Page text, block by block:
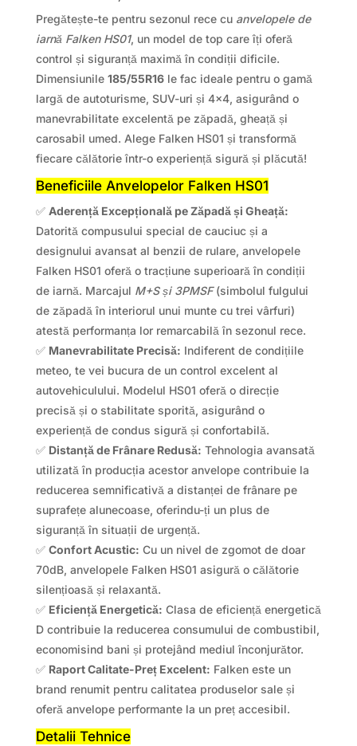
Pregătește-te pentru sezonul rece cu anvelopele de
iarnă Falken HS01, un model de top care îți oferă
control și siguranță maximă în condiții dificile.
Dimensiunile 185/55R16le fac ideale pentru o gamă
largă de autoturisme, SUV-uri și 4×4, asigurând o
manevrabilitate excelentă pe zăpadă, gheață și
carosabil umed. Alege Falken HS01 și transformă
fiecare călătorie într-o experiență sigură și plăcută!
Beneficiile Anvelopelor Falken HS01
✅ Aderență Excepțională pe Zăpadă și Gheață:
Datorită compusului special de cauciuc și a
designului avansat al benzii de rulare, anvelopele
Falken HS01 oferă o tracțiune superioară în condiții
de iarnă. Marcajul M+S și 3PMSF(simbolul fulgului
de zăpadă în interiorul unui munte cu trei vârfuri)
atestă performanța lor remarcabilă în sezonul rece.
✅ Manevrabilitate Precisă: Indiferent de condițiile
meteo, te vei bucura de un control excelent al
autovehiculului. Modelul HS01 oferă o direcție
precisă și o stabilitate sporită, asigurând o
experiență de condus sigură și confortabilă.
✅ Distanță de Frânare Redusă: Tehnologia avansată
utilizată în producția acestor anvelope contribuie la
reducerea semnificativă a distanței de frânare pe
suprafețe alunecoase, oferindu-ți un plus de
siguranță în situații de urgență.
✅ Confort Acustic: Cu un nivel de zgomot de doar
70dB, anvelopele Falken HS01 asigură o călătorie
silențioasă și relaxantă.
✅ Eficiență Energetică: Clasa de eficiență energetică
D contribuie la reducerea consumului de combustibil,
economisind bani și protejând mediul înconjurător.
✅ Raport Calitate-Preț Excelent: Falken este un
brand renumit pentru calitatea produselor sale și
oferă anvelope performante la un preț accesibil.
Detalii Tehnice